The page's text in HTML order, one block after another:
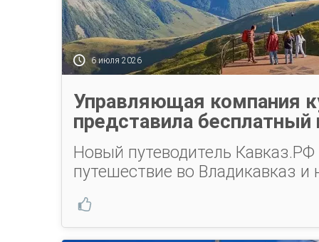
6 июля 2026
Управляющая компания
представила
Новый путеводитель
путешествие во Владикавказ